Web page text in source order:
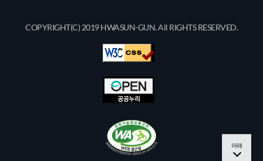
COPYRIGHT(C) 2019 HWASUN-GUN. All RIGHTS RESERVED.
아래